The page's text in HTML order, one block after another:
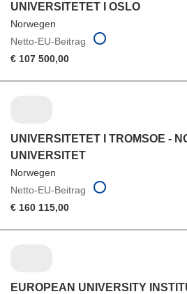
UNIVERSITETET I OSLO
Norwegen
Netto-EU-Beitrag
€ 107 500,00
UNIVERSITETET I TROMSOE -
UNIVERSITET
Norwegen
Netto-EU-Beitrag
€ 160 115,00
EUROPEAN UNIVERSITY